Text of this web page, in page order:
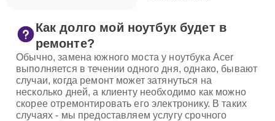
Как долго мой ноутбук будет в
ремонте?
Обычно, замена южного моста у ноутбука Acer
выполняется в течении одного дня, однако, бывают
случаи, когда ремонт может затянуться на
несколько дней, а клиенту необходимо как можно
скорее отремонтировать его электронику. В таких
случаях - мы предоставляем услугу срочного